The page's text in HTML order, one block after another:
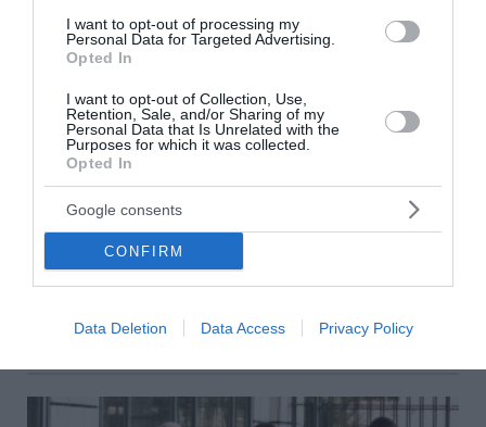
I want to opt-out of processing my
Personal Data for Targeted Advertising.
Opted In
I want to opt-out of Collection, Use,
Retention, Sale, and/or Sharing of my
Personal Data that Is Unrelated with the
Purposes for which it was collected.
Opted In
Google consents
CONFIRM
Data Deletion Data Access Privacy Policy
Δίκη Φιλιππίδη: Τι κατέθεσαν ο σύζυγος και ο
πρώην σύντροφος καταγγέλλουσας
Συνεχίστηκε σήμερα στο Μεικτό Ορκωτό Εφετείο η δίκη
του Πέτρου Φιλιππίδη. Στο δευτεροβάθμιο δικαστήριο